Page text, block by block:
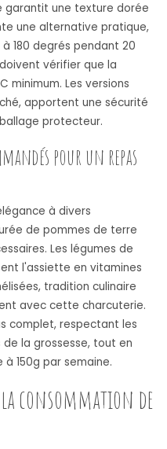
garantit une texture dorée
une alternative pratique,
180 degrés pendant 20
vérifier que la
Les versions
apportent une sécurité
protecteur.
pour un repas
à divers
de pommes de terre
Les légumes de
l'assiette en vitamines
tradition culinaire
avec cette charcuterie.
complet, respectant les
la grossesse, tout en
150g par semaine.
consommation de